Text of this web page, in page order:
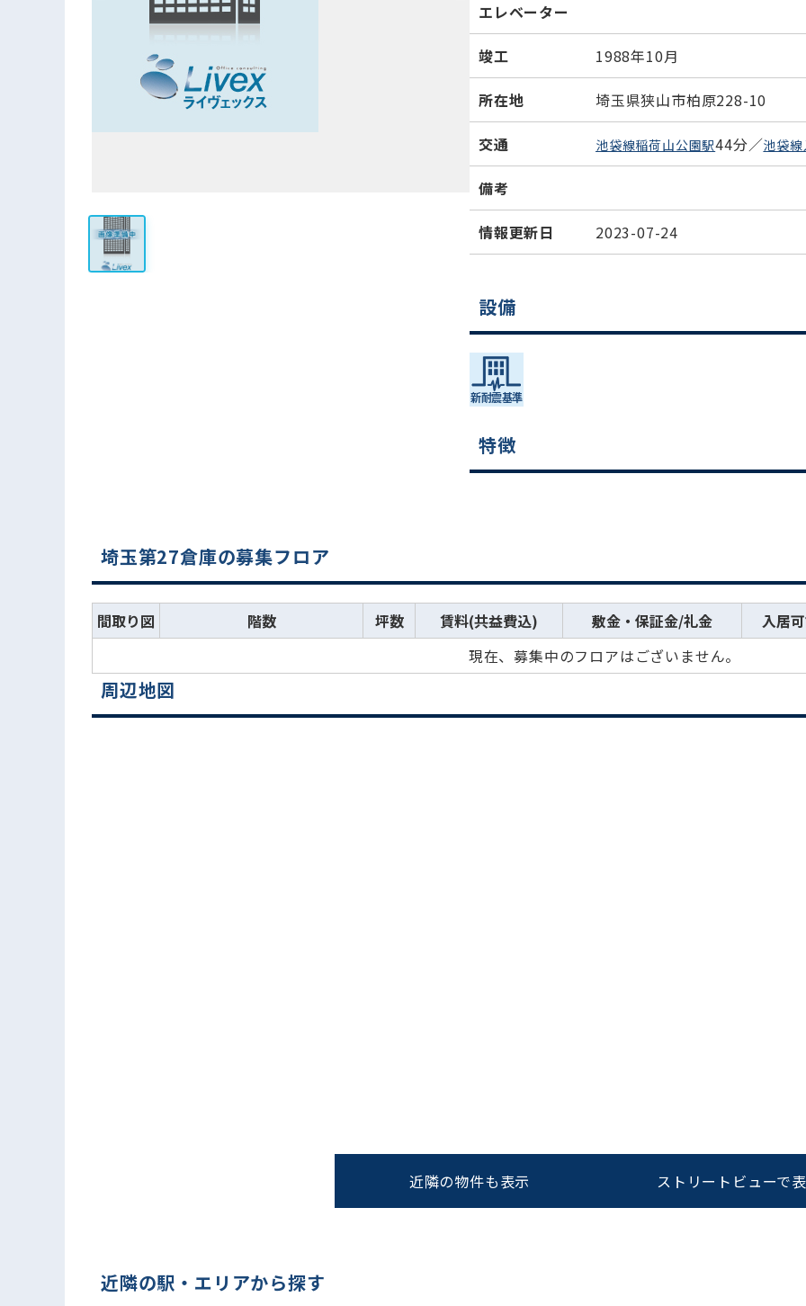
エレベーター
竣工 1988年10月
所在地 埼玉県狭山市柏原228-10
交通 池袋線稲荷山公園駅44分／池袋
備考
情報更新日 2023-07-24
設備
特徴
埼玉第27倉庫の募集フロア
間取り図 階数 坪数 賃料(共益費込) 敷金・保証金/礼金 入居
現在、募集中のフロアはございません。
0120-620-213
平日 9:00〜18:00
周辺地図
近隣の物件も表示 ストリートビューで
近隣の駅・エリアから探す